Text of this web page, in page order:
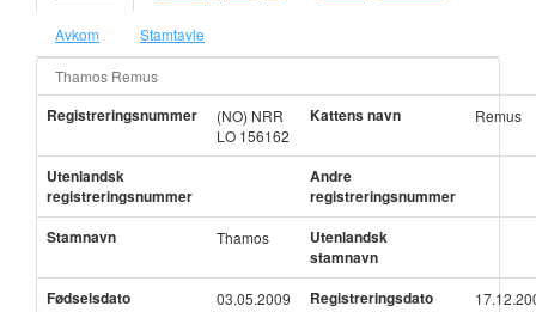
Avkom Stamtavle
Thamos Remus
Registreringsnummer
(NO) NRR
LO 156162
Kattens navn Remus
Utenlandsk
registreringsnummer
Andre
registreringsnummer
Stamnavn
Thamos
Utenlandsk
stamnavn
Fødselsdato
03.05.2009 Registreringsdato